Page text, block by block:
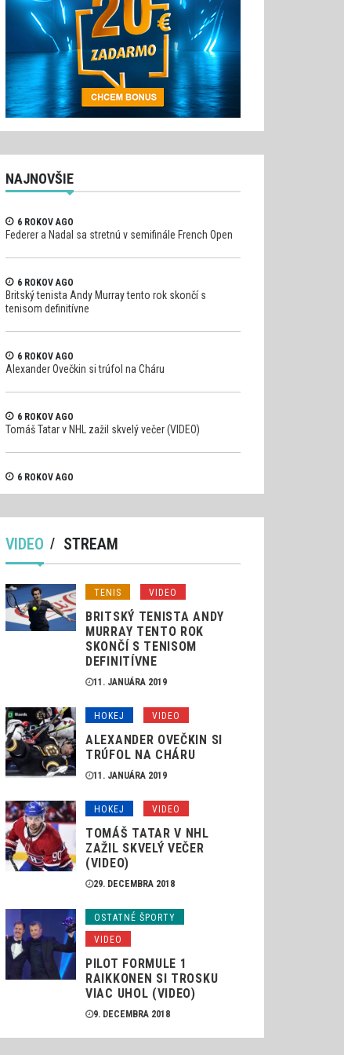
NAJNOVŠIE
6 ROKOV AGO
Federer a Nadal sa stretnú v semifinále French Open
6 ROKOV AGO
Britský tenista Andy Murray tento rok skončí s
tenisom definitívne
6 ROKOV AGO
Alexander Ovečkin si trúfol na Cháru
6 ROKOV AGO
Tomáš Tatar v NHL zažil skvelý večer (VIDEO)
6 ROKOV AGO
VIDEO STREAM
TENIS VIDEO
BRITSKÝ TENISTA ANDY
MURRAY TENTO ROK
SKONČÍ S TENISOM
DEFINITÍVNE
11. JANUÁRA 2019
HOKEJ VIDEO
ALEXANDER OVEČKIN SI
TRÚFOL NA CHÁRU
11. JANUÁRA 2019
HOKEJ VIDEO
TOMÁŠ TATAR V NHL
ZAŽIL SKVELÝ VEČER
(VIDEO)
29. DECEMBRA 2018
OSTATNÉ ŠPORTY
VIDEO
PILOT FORMULE 1
RAIKKONEN SI TROSKU
VIAC UHOL (VIDEO)
9. DECEMBRA 2018